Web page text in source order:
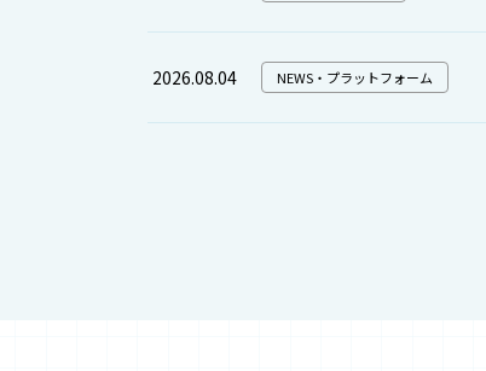
2026.08.04 NEWS・プラットフォーム